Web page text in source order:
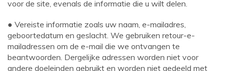
voor de site, evenals de informatie die u wilt delen.
● Vereiste informatie zoals uw naam, e-mailadres,
geboortedatum en geslacht. We gebruiken retour-e-
mailadressen om de e-mail die we ontvangen te
beantwoorden. Dergelijke adressen worden niet voor
andere doeleinden gebruikt en worden niet gedeeld met